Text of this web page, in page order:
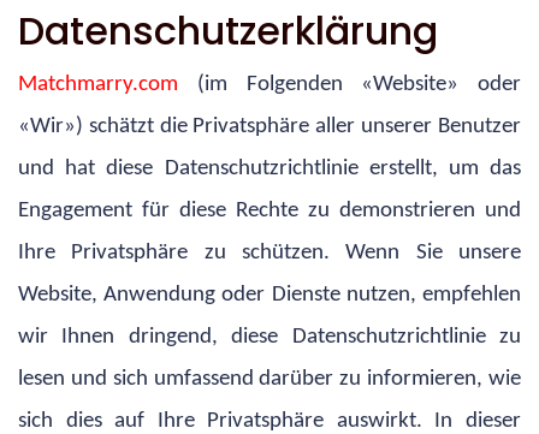
Datenschutzerklärung
Matchmarry.com (im Folgenden «Website» oder
«Wir») schätzt die Privatsphäre aller unserer Benutzer
und hat diese Datenschutzrichtlinie erstellt, um das
Engagement für diese Rechte zu demonstrieren und
Ihre Privatsphäre zu schützen. Wenn Sie unsere
Website, Anwendung oder Dienste nutzen, empfehlen
wir Ihnen dringend, diese Datenschutzrichtlinie zu
lesen und sich umfassend darüber zu informieren, wie
sich dies auf Ihre Privatsphäre auswirkt. In dieser